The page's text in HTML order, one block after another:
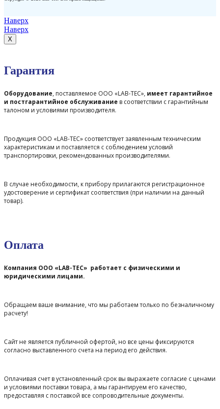
Наверх
Наверх
X
Гарантия
Оборудование, поставляемое ООО «LAB-TEC», имеет гарантийное
и постгарантийное обслуживание в соответствии с гарантийным
талоном и условиями производителя.
Продукция ООО «LAB-TEC» соответствует заявленным техническим
характеристикам и поставляется с соблюдением условий
транспортировки, рекомендованных производителями.
В случае необходимости, к прибору прилагаются регистрационное
удостоверение и сертификат соответствия (при наличии на данный
товар).
Оплата
Компания ООО «LAB-TEC» работает с физическими и
юридическими лицами.
Обращаем ваше внимание, что мы работаем только по безналичному
расчету!
Сайт не является публичной офертой, но все цены фиксируются
согласно выставленного счета на период его действия.
Оплачивая счет в установленный срок вы выражаете согласие с ценами
и условиями поставки товара, а мы гарантируем его качество,
предоставляя с поставкой все сопроводительные документы.